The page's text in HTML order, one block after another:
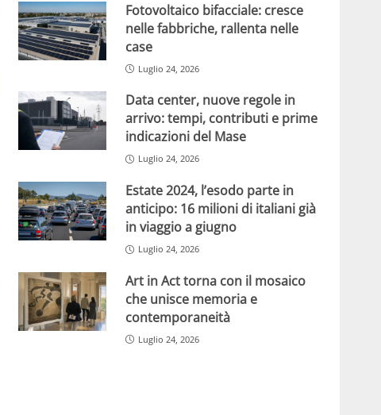
Fotovoltaico bifacciale: cresce
nelle fabbriche, rallenta nelle
case
Luglio 24, 2026
Data center, nuove regole in
arrivo: tempi, contributi e prime
indicazioni del Mase
Luglio 24, 2026
Estate 2024, l’esodo parte in
anticipo: 16 milioni di italiani già
in viaggio a giugno
Luglio 24, 2026
Art in Act torna con il mosaico
che unisce memoria e
contemporaneità
Luglio 24, 2026